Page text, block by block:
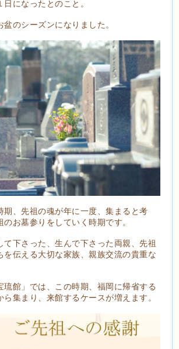
になったとのこと。
のシーズンになりました。
期、先祖の魂が年に一度、集まると考
のお墓参りをしていく時期です。
て下さった、生んで下さった両親、先祖
を伝える大切な家族、親族交流の貴重な
琉館」では、この時期、福岡に帰省する
集まり、来館するケースが増えます。